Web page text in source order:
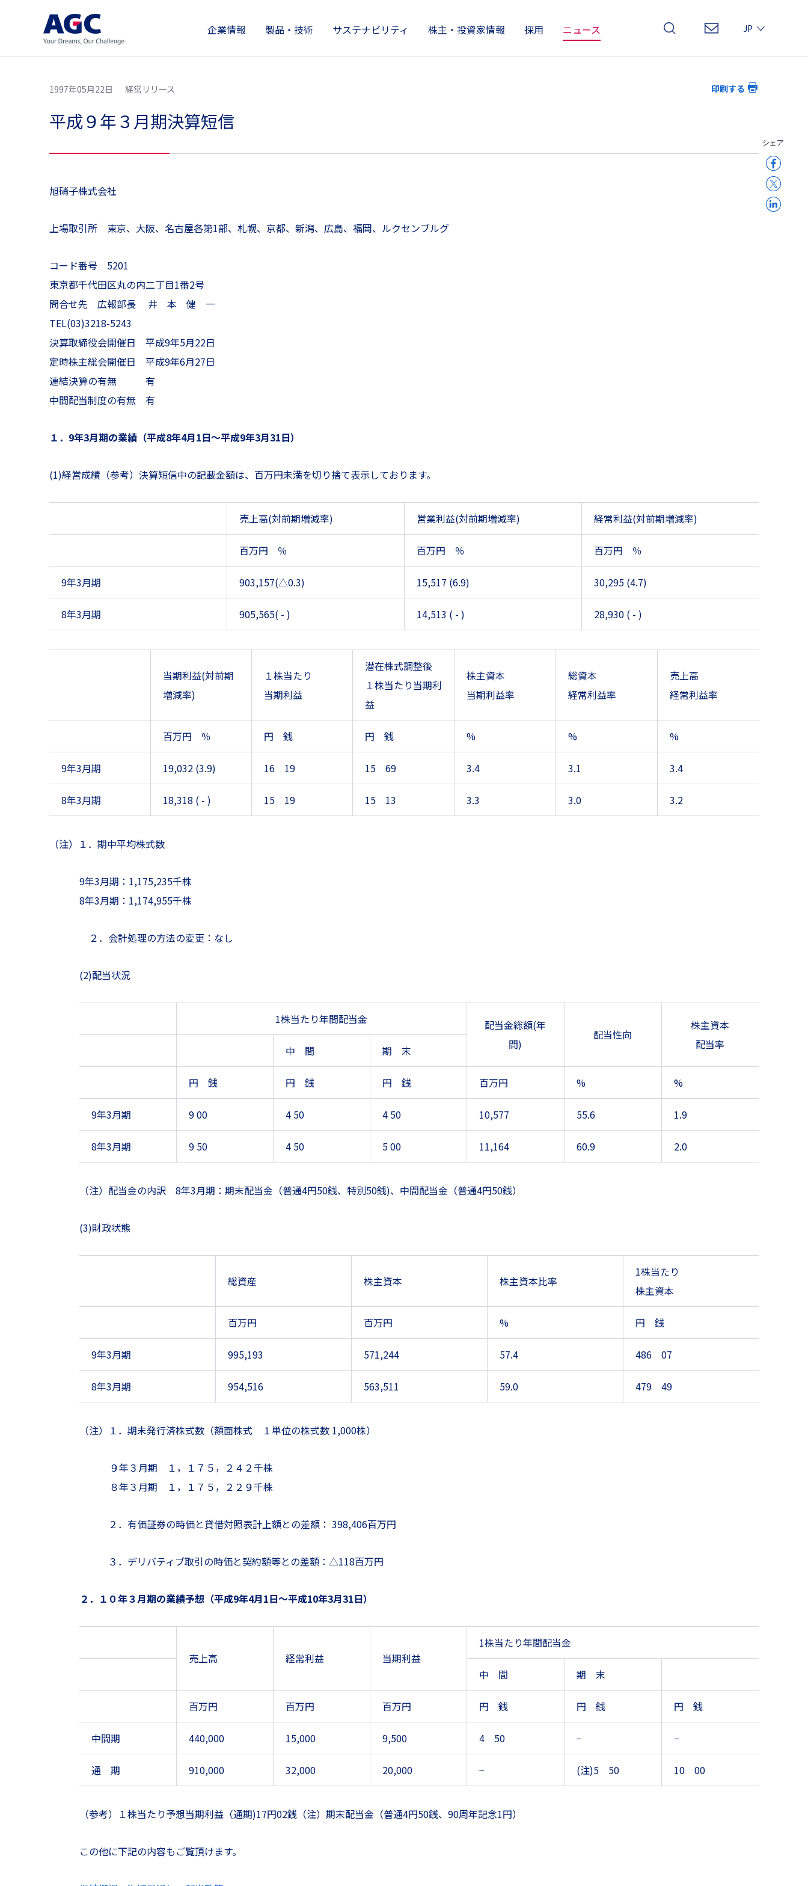
企業情報
企業情報
製品・技術
製品情報
技術開発とイノベーション
サステナビリティ
サステナビリティ
株主・投資家情報
株主・投資家情報
採用 ニュース
JP
1997年05月22日
経営リリース 印刷する
平成９年３月期決算短信
旭硝子株式会社
上場取引所 東京、大阪、名古屋各第1部、札幌、京都、新潟、広島、福岡、ルクセンブルグ
コード番号 5201
東京都千代田区丸の内二丁目1番2号
問合せ先 広報部長 井 本 健 一
TEL(03)3218-5243
決算取締役会開催日 平成9年5月22日
定時株主総会開催日 平成9年6月27日
連結決算の有無 有
中間配当制度の有無 有
１．9年3月期の業績（平成8年4月1日〜平成9年3月31日）
(1)経営成績（参考）決算短信中の記載金額は、百万円未満を切り捨て表示しております。
売上高(対前期増減率) 営業利益(対前期増減率) 経常利益(対前期増減率)
百万円 ％ 百万円 ％ 百万円 ％
9年3月期 903,157(△0.3) 15,517 (6.9) 30,295 (4.7)
8年3月期 905,565( - ) 14,513 ( - ) 28,930 ( - )
当期利益(対前期
増減率)
１株当たり
当期利益
潜在株式調整後
１株当たり当期利
益
株主資本
当期利益率
総資本
経常利益率
売上高
経常利益率
百万円 ％ 円 銭 円 銭 % % %
9年3月期 19,032 (3.9) 16 19 15 69 3.4 3.1 3.4
8年3月期 18,318 ( - ) 15 19 15 13 3.3 3.0 3.2
（注）１．期中平均株式数
9年3月期：1,175,235千株
8年3月期：1,174,955千株
２．会計処理の方法の変更：なし
(2)配当状況
1株当たり年間配当金
配当金総額(年
間)
配当性向
株主資本
配当率
中 間 期 末
円 銭 円 銭 円 銭 百万円 % %
9年3月期 9 00 4 50 4 50 10,577 55.6 1.9
8年3月期 9 50 4 50 5 00 11,164 60.9 2.0
（注）配当金の内訳 8年3月期：期末配当金（普通4円50銭、特別50銭)、中間配当金（普通4円50銭）
(3)財政状態
総資産 株主資本 株主資本比率
1株当たり
株主資本
百万円 百万円 % 円 銭
9年3月期 995,193 571,244 57.4 486 07
8年3月期 954,516 563,511 59.0 479 49
（注）１．期末発行済株式数（額面株式 １単位の株式数 1,000株）
９年３月期 １，１７５，２４２千株
８年３月期 １，１７５，２２９千株
２．有価証券の時価と貸借対照表計上額との差額： 398,406百万円
３．デリバティブ取引の時価と契約額等との差額：△118百万円
２．１０年３月期の業績予想（平成9年4月1日〜平成10年3月31日）
売上高 経常利益 当期利益
1株当たり年間配当金
中 間 期 末
百万円 百万円 百万円 円 銭 円 銭 円 銭
中間期 440,000 15,000 9,500 4 50 − −
通 期 910,000 32,000 20,000 − (注)5 50 10 00
（参考）１株当たり予想当期利益（通期)17円02銭（注）期末配当金（普通4円50銭、90周年記念1円）
この他に下記の内容もご覧頂けます。
シェア